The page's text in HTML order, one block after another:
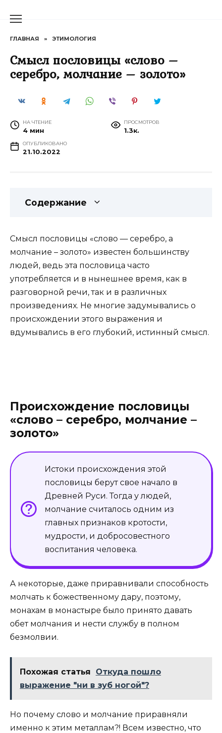
ГЛАВНАЯ » ЭТИМОЛОГИЯ
Смысл пословицы «слово –
серебро, молчание – золото»
НА ЧТЕНИЕ
4 мин
ПРОСМОТРОВ
1.3к.
ОПУБЛИКОВАНО
21.10.2022
Содержание
Смысл пословицы «слово — серебро, а
молчание – золото» известен большинству
людей, ведь эта пословица часто
употребляется и в нынешнее время, как в
разговорной речи, так и в различных
произведениях. Не многие задумывались о
происхождении этого выражения и
вдумывались в его глубокий, истинный смысл.
Происхождение пословицы
«слово – серебро, молчание –
золото»
Истоки происхождения этой
пословицы берут свое начало в
Древней Руси. Тогда у людей,
молчание считалось одним из
главных признаков кротости,
мудрости, и добросовестного
воспитания человека.
А некоторые, даже приравнивали способность
молчать к божественному дару, поэтому,
монахам в монастыре было принято давать
обет молчания и нести службу в полном
безмолвии.
Похожая статья
Откуда пошло
выражение "ни в зуб ногой"?
Но почему слово и молчание приравняли
именно к этим металлам?! Всем известно, что